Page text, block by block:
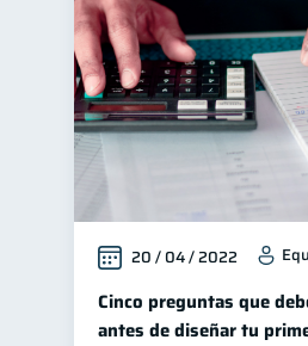
20 / 04 / 2022
Cinco preguntas que
antes de diseñar tu